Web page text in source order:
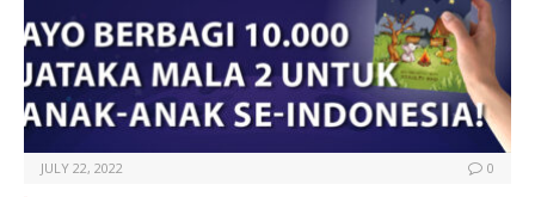
JULY 22, 2022 0